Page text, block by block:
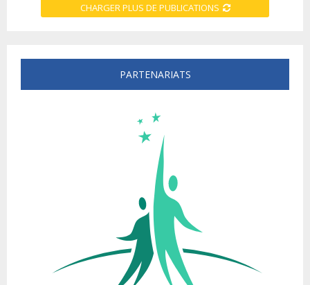
CHARGER PLUS DE PUBLICATIONS
PARTENARIATS